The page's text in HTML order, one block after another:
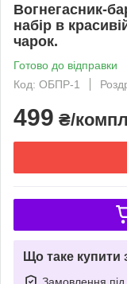
Вогнегасник-
набір в
чарок.
Готово до відправки
Код: ОБПР-1
499 ₴/
Що таке купити
Замовлення під